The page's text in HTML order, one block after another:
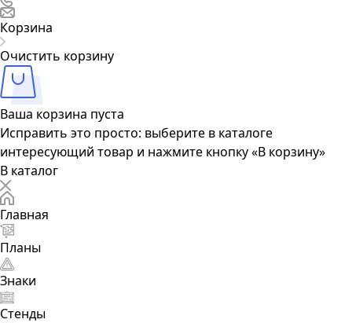
Корзина
Очистить корзину
Ваша корзина пуста
Исправить это просто: выберите в каталоге
интересующий товар и нажмите кнопку «В корзину»
В каталог
Главная
Планы
Знаки
Стенды